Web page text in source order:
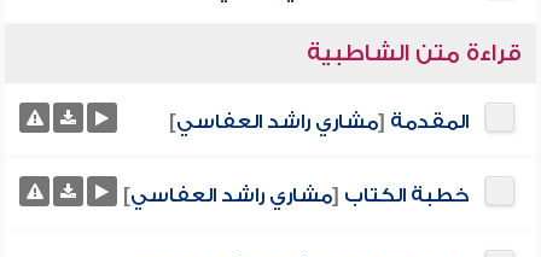
قراءة متن الشاطبية
المقدمة [مشاري راشد العفاسي]
خطبة الكتاب [مشاري راشد العفاسي]